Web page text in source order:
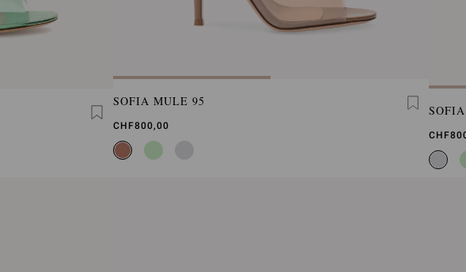
SOFIA MULE 95
CHF800,00